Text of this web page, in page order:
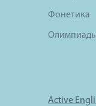
Фонетика
Active